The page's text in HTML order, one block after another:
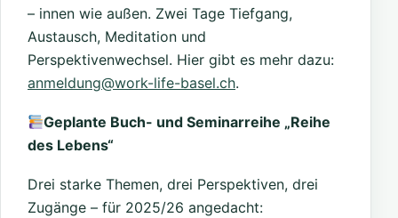
– innen wie außen. Zwei Tage Tiefgang,
Austausch, Meditation und
Perspektivenwechsel. Hier gibt es mehr dazu:
anmeldung@work-life-basel.ch.
Geplante Buch- und Seminarreihe „Reihe
des Lebens“
Drei starke Themen, drei Perspektiven, drei
Zugänge – für 2025/26 angedacht: